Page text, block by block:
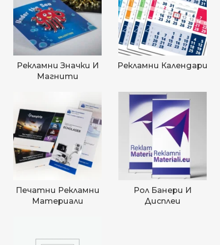
Рекламни Значки И
Магнити
Рекламни Календари
Печатни Рекламни
Материали
Рол Банери И
Дисплеи